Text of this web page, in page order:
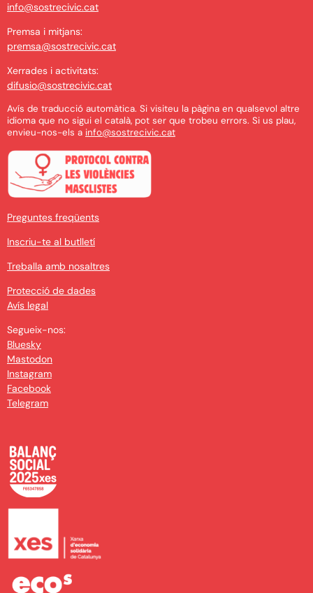
info@sostrecivic.cat
Premsa i mitjans:
premsa@sostrecivic.cat
Xerrades i activitats:
difusio@sostrecivic.cat
Avís de traducció automàtica. Si visiteu la pàgina en qualsevol altre
idioma que no sigui el català, pot ser que trobeu errors. Si us plau,
envieu-nos-els a info@sostrecivic.cat
Preguntes freqüents
Inscriu-te al butlletí
Treballa amb nosaltres
Protecció de dades
Avís legal
Segueix-nos:
Bluesky
Mastodon
Instagram
Facebook
Telegram